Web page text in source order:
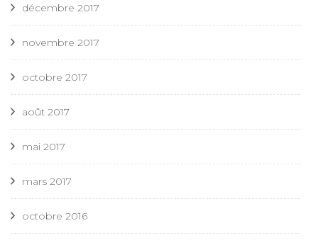
décembre 2017
novembre 2017
octobre 2017
août 2017
mai 2017
mars 2017
octobre 2016